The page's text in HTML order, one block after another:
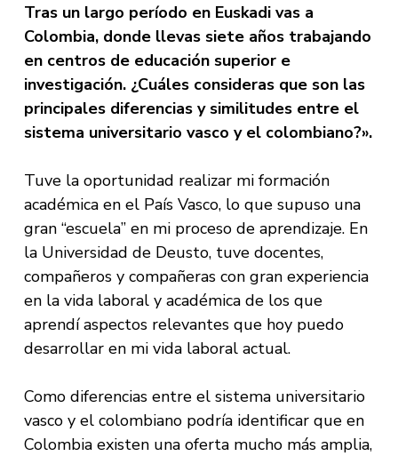
Tras un largo período en Euskadi vas a
Colombia, donde llevas siete años trabajando
en centros de educación superior e
investigación. ¿Cuáles consideras que son las
principales diferencias y similitudes entre el
sistema universitario vasco y el colombiano?».
Tuve la oportunidad realizar mi formación
académica en el País Vasco, lo que supuso una
gran “escuela” en mi proceso de aprendizaje. En
la Universidad de Deusto, tuve docentes,
compañeros y compañeras con gran experiencia
en la vida laboral y académica de los que
aprendí aspectos relevantes que hoy puedo
desarrollar en mi vida laboral actual.
Como diferencias entre el sistema universitario
vasco y el colombiano podría identificar que en
Colombia existen una oferta mucho más amplia,